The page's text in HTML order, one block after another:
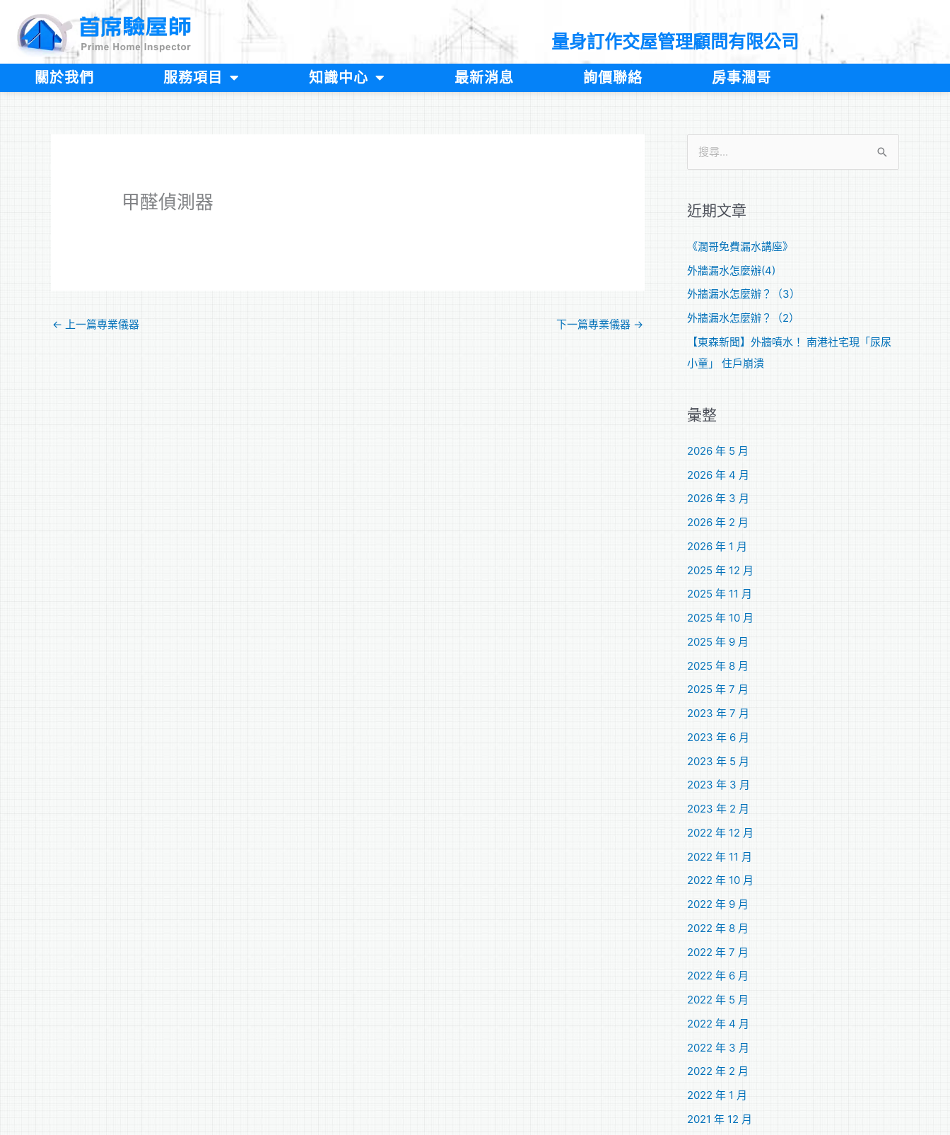
容
量身訂作交屋管理顧問有限公司
關於我們 服務項目 知識中心 最新消息 詢價聯絡 房事濶哥
甲醛偵測器​
← 上一篇專業儀器 下一篇專業儀器 →
鍵
字
近期文章
《濶哥免費漏水講座》
外牆漏水怎麼辦(4)
外牆漏水怎麼辦？（3）
外牆漏水怎麼辦？（2）
【東森新聞】外牆噴水！ 南港社宅現「尿尿
小童」 住戶崩潰
彙整
2026 年 5 月
2026 年 4 月
2026 年 3 月
2026 年 2 月
2026 年 1 月
2025 年 12 月
2025 年 11 月
2025 年 10 月
2025 年 9 月
2025 年 8 月
2025 年 7 月
2023 年 7 月
2023 年 6 月
2023 年 5 月
2023 年 3 月
2023 年 2 月
2022 年 12 月
2022 年 11 月
2022 年 10 月
2022 年 9 月
2022 年 8 月
2022 年 7 月
2022 年 6 月
2022 年 5 月
2022 年 4 月
2022 年 3 月
2022 年 2 月
2022 年 1 月
2021 年 12 月